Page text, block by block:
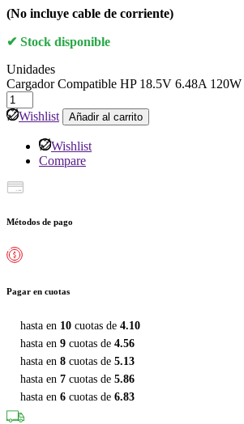
(No incluye cable de corriente)
Stock disponible
Unidades
Cargador Compatible HP 18.5V 6.48A
Wishlist Añadir al carrito
Wishlist
Compare
Métodos de pago
Pagar en cuotas
hasta en 10 cuotas de 4.10
hasta en 9 cuotas de 4.56
hasta en 8 cuotas de 5.13
hasta en 7 cuotas de 5.86
hasta en 6 cuotas de 6.83